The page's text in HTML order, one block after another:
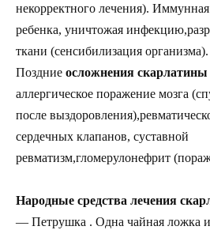
некорректного лечения).
ребенка, уничтожая
ткани (сенсибилизация организма).
Поздние осложнения скарлатины
аллергическое поражение мозга
после
сердечных клапанов, суставной
ревматизм,гломерулонефрит
Народные средства лечения
— Петрушка . Одна чайная ложка